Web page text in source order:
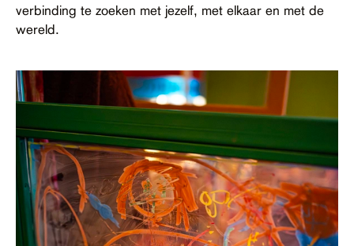
verbinding te zoeken met jezelf, met elkaar en met de
wereld.